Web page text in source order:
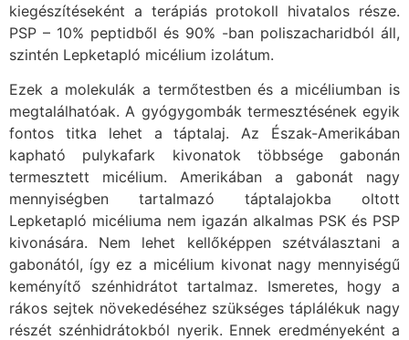
kiegészítéseként a terápiás protokoll hivatalos része.
PSP – 10% peptidből és 90% -ban poliszacharidból áll,
szintén Lepketapló micélium izolátum.
Ezek a molekulák a termőtestben és a micéliumban is
megtalálhatóak. A gyógygombák termesztésének egyik
fontos titka lehet a táptalaj. Az Észak-Amerikában
kapható pulykafark kivonatok többsége gabonán
termesztett micélium. Amerikában a gabonát nagy
mennyiségben tartalmazó táptalajokba oltott
Lepketapló micéliuma nem igazán alkalmas PSK és PSP
kivonására. Nem lehet kellőképpen szétválasztani a
gabonától, így ez a micélium kivonat nagy mennyiségű
keményítő szénhidrátot tartalmaz. Ismeretes, hogy a
rákos sejtek növekedéséhez szükséges táplálékuk nagy
részét szénhidrátokból nyerik. Ennek eredményeként a